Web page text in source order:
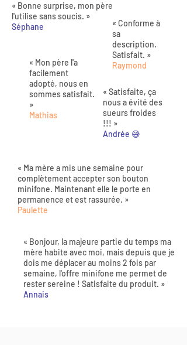
« Bonne surprise, mon père
l'utilise sans soucis. »
Séphane
« Mon père l'a
facilement
adopté, nous en
sommes satisfait.
»
Mathias
« Conforme à
sa
description.
Satisfait. »
Raymond
« Satisfaite, ça
nous a évité des
sueurs froides
!!! »
Andrée 😅
« Ma mère a mis une semaine pour
complètement accepter son bouton
minifone. Maintenant elle le porte en
permanence et est rassurée. »
Paulette
« Bonjour, la majeure partie du temps ma
mère habite avec moi, mais depuis que je
dois me déplacer au moins 2 fois par
semaine, l'offre minifone me permet de
rester sereine ! Satisfaite du produit. »
Annais